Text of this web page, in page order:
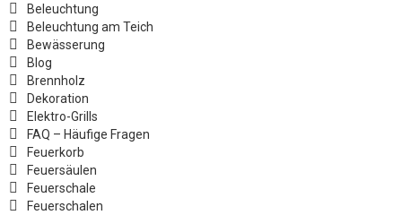
Beleuchtung
Beleuchtung am Teich
Bewässerung
Blog
Brennholz
Dekoration
Elektro-Grills
FAQ – Häufige Fragen
Feuerkorb
Feuersäulen
Feuerschale
Feuerschalen